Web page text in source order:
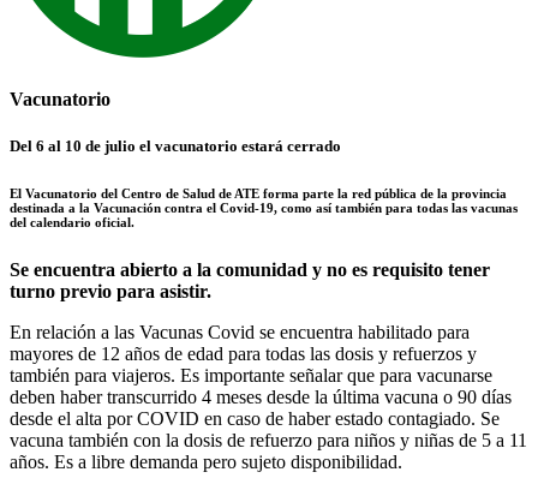
Vacunatorio
Del 6 al 10 de julio el vacunatorio estará cerrado
El Vacunatorio del Centro de Salud de ATE forma parte la red pública de la provincia
destinada a la Vacunación contra el Covid-19, como así también para todas las vacunas
del calendario oficial.
Se encuentra abierto a la comunidad y no es requisito tener
turno previo para asistir.
En relación a las Vacunas Covid se encuentra habilitado para
mayores de 12 años de edad para todas las dosis y refuerzos y
también para viajeros. Es importante señalar que para vacunarse
deben haber transcurrido 4 meses desde la última vacuna o 90 días
desde el alta por COVID en caso de haber estado contagiado. Se
vacuna también con la dosis de refuerzo para niños y niñas de 5 a 11
años. Es a libre demanda pero sujeto disponibilidad.